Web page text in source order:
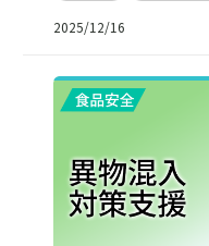
2025/12/16